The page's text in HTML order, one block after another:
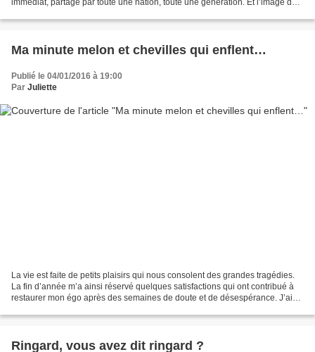
Ma minute melon et chevilles qui enflent…
Publié le 04/01/2016 à 19:00
Par Juliette
La vie est faite de petits plaisirs qui nous consolent des grandes tragédies.
La fin d’année m’a ainsi réservé quelques satisfactions qui ont contribué à
restaurer mon égo après des semaines de doute et de désespérance. J’ai
Ringard, vous avez dit ringard ?